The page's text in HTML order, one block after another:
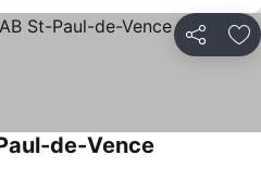
Jaa
de-Vence